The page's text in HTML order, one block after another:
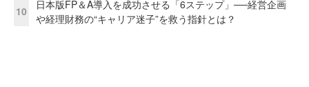
10
日本版FP＆A導入を成功させる「6ステップ」──経営企画
や経理財務の“キャリア迷子”を救う指針とは？